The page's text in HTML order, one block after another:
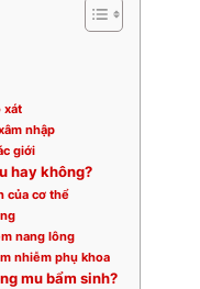
xát
nhập
giới
hay không?
của cơ thể
nang lông
nhiễm phụ khoa
mu bẩm sinh?